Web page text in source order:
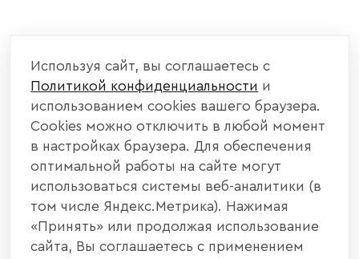
Используя сайт, вы соглашаетесь с
Политикой конфиденциальности и
использованием cookies вашего браузера.
Cookies можно отключить в любой момент
в настройках браузера. Для обеспечения
оптимальной работы на сайте могут
использоваться системы веб-аналитики (в
том числе Яндекс.Метрика). Нажимая
«Принять» или продолжая использование
сайта, Вы соглашаетесь с применением